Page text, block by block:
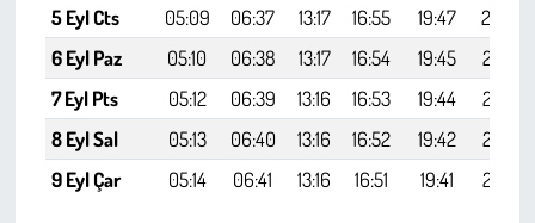
5 Eyl Cts
05:09 06:37 13:17 16:55 19:47
21:09
6 Eyl Paz
05:10 06:38 13:17 16:54 19:45
21:07
7 Eyl Pts
05:12 06:39 13:16 16:53 19:44
21:05
8 Eyl Sal
05:13 06:40 13:16 16:52 19:42
21:04
9 Eyl Çar
05:14 06:41 13:16 16:51 19:41 21:02